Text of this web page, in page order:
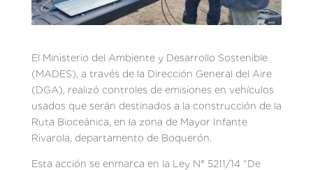
El Ministerio del Ambiente y Desarrollo Sostenible
(MADES), a través de la Dirección General del Aire
(DGA), realizó controles de emisiones en vehículos
usados que serán destinados a la construcción de la
Ruta Bioceánica, en la zona de Mayor Infante
Rivarola, departamento de Boquerón.
Esta acción se enmarca en la Ley N° 5211/14 “De